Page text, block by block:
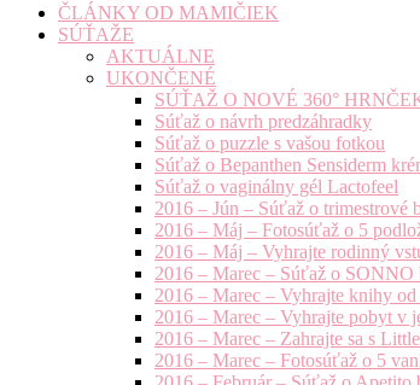
ČLÁNKY OD MAMIČIEK
SÚŤAŽE
AKTUÁLNE
UKONČENÉ
SÚŤAŽ O NOVÉ 360°
Súťaž o návrh predzáhradky
Súťaž o puzzle s vašou fotkou
Súťaž o Bepanthen Sensiderm
Súťaž o vaginálny gél Lactofeel
2016 – Jún – Súťaž o trimestrové
2016 – Máj – Fotosúťaž o 5
2016 – Máj – Vyhrajte rodinný
2016 – Marec – Súťaž o
2016 – Marec – Vyhrajte knihy
2016 – Marec – Vyhrajte pobyt v
2016 – Marec – Zahrajte sa s
2016 – Marec – Fotosúťaž o 5